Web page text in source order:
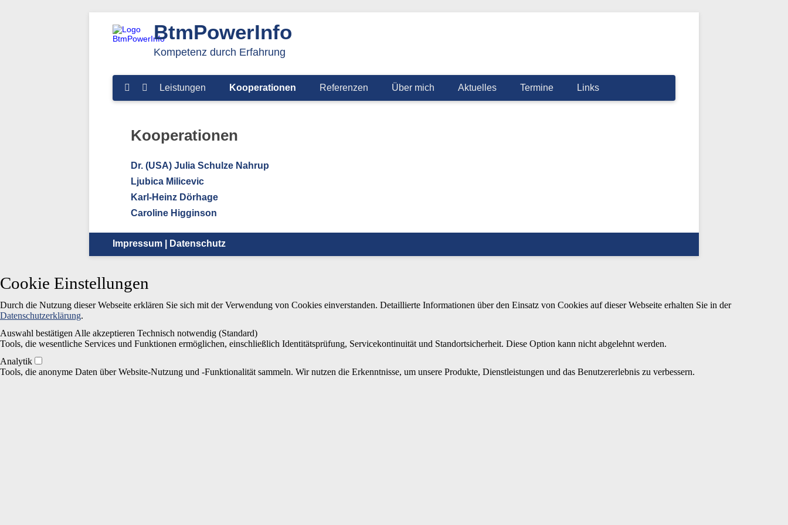
BtmPowerInfo
Kompetenz durch Erfahrung
NavigationLeistungen Kooperationen Referenzen Über mich Aktuelles Termine Links
Kooperationen
Dr. (USA) Julia Schulze Nahrup
Ljubica Milicevic
Karl-Heinz Dörhage
Caroline Higginson
Impressum Datenschutz
Cookie Einstellungen
Durch die Nutzung dieser Webseite erklären Sie sich mit der Verwendung von Cookies einverstanden. Detaillierte Informationen über den Einsatz von Cookies auf dieser Webseite erhalten Sie in der
Datenschutzerklärung.
Auswahl bestätigen Alle akzeptieren Technisch notwendig (Standard)
Tools, die wesentliche Services und Funktionen ermöglichen, einschließlich Identitätsprüfung, Servicekontinuität und Standortsicherheit. Diese Option kann nicht abgelehnt werden.
Analytik
Tools, die anonyme Daten über Website-Nutzung und -Funktionalität sammeln. Wir nutzen die Erkenntnisse, um unsere Produkte, Dienstleistungen und das Benutzererlebnis zu verbessern.